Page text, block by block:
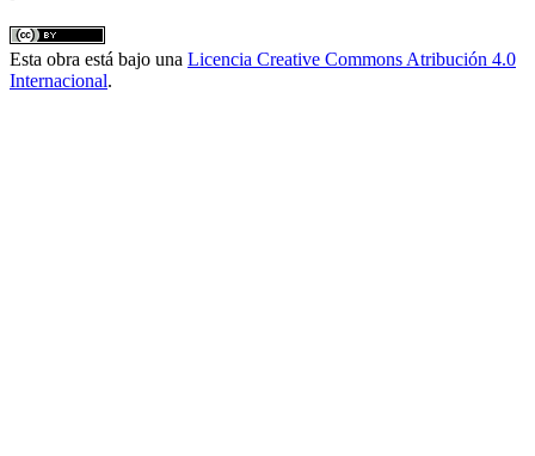
Esta obra está bajo una Licencia Creative Commons Atribución 4.0
Internacional.